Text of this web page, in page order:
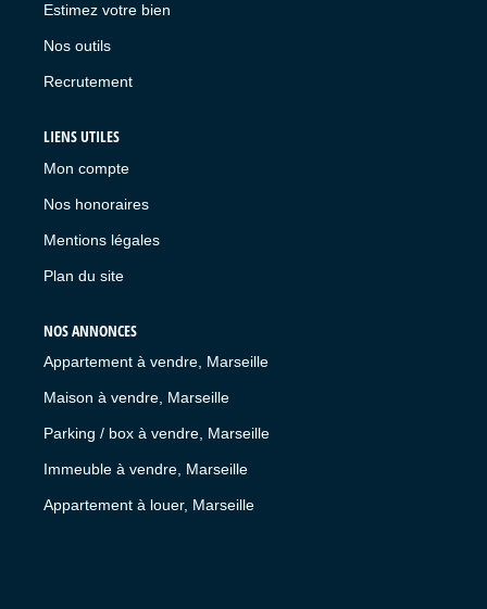
Estimez votre bien
Nos outils
Recrutement
LIENS UTILES
Mon compte
Nos honoraires
Mentions légales
Plan du site
NOS ANNONCES
Appartement à vendre, Marseille
Maison à vendre, Marseille
Parking / box à vendre, Marseille
Immeuble à vendre, Marseille
Appartement à louer, Marseille